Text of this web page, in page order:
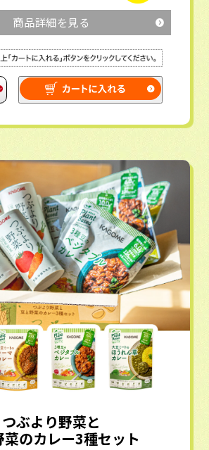
商品詳細を見る
つぶより野菜と
菜のカレー3種セット